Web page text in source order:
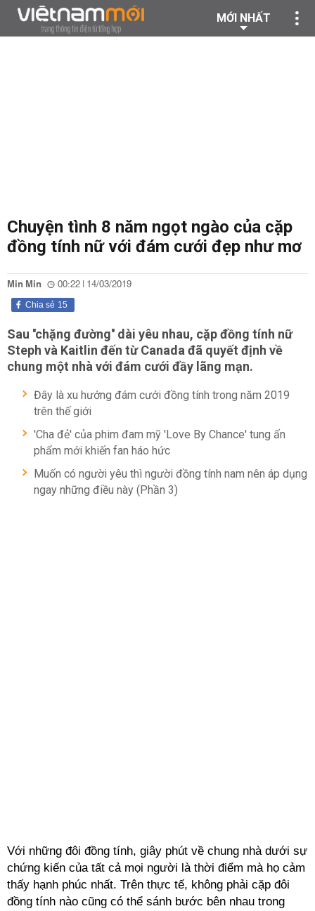
MỚI NHẤT
Chuyện tình 8 năm ngọt ngào của cặp
đồng tính nữ với đám cưới đẹp như mơ
Min Min 00:22 | 14/03/2019
15
Chia sẻ
Sau ''chặng đường'' dài yêu nhau, cặp đồng tính nữ
Steph và Kaitlin đến từ Canada đã quyết định về
chung một nhà với đám cưới đầy lãng mạn.
Đây là xu hướng đám cưới đồng tính trong năm 2019
trên thế giới
'Cha đẻ' của phim đam mỹ 'Love By Chance' tung ấn
phẩm mới khiến fan háo hức
Muốn có người yêu thì người đồng tính nam nên áp dụng
ngay những điều này (Phần 3)
Với những đôi đồng tính, giây phút về chung nhà dưới sự
chứng kiến của tất cả mọi người là thời điểm mà họ cảm
thấy hạnh phúc nhất. Trên thực tế, không phải cặp đôi
đồng tính nào cũng có thể sánh bước bên nhau trong